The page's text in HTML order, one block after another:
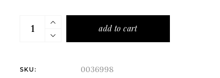
add to cart
SKU: 0036998